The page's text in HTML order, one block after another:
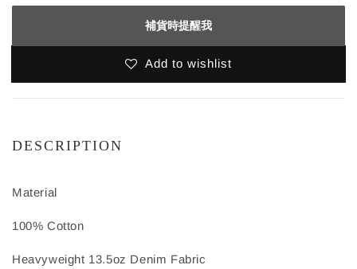
補貨時提醒我
Add to wishlist
DESCRIPTION
Material
100% Cotton
Heavyweight 13.5oz Denim Fabric